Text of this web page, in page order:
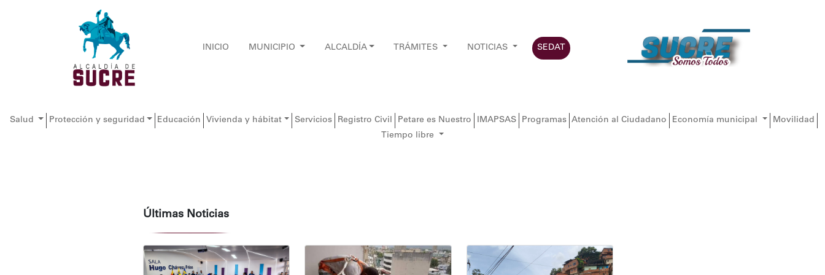
INICIO MUNICIPIO ALCALDÍA TRÁMITES NOTICIAS SEDAT
Salud Protección y seguridad Educación Vivienda y hábitat Servicios Registro Civil Petare es Nuestro IMAPSAS Programas Atención al Ciudadano Economía municipal
Movilidad
Tiempo libre
Últimas Noticias